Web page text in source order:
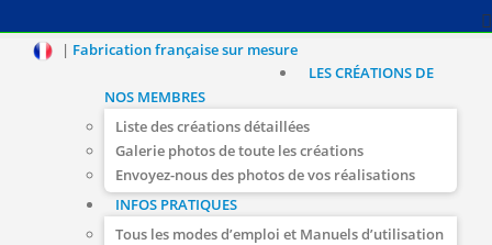
| Fabrication française sur mesure
LES CRÉATIONS DE
NOS MEMBRES
Liste des créations détaillées
Galerie photos de toute les créations
Envoyez-nous des photos de vos réalisations
INFOS PRATIQUES
Tous les modes d’emploi et Manuels d’utilisation